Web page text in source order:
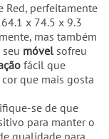
Red, perfeitamente
x 74.5 x 9.3
mas também
móvel sofreu
fácil que
que mais gosta
se de que
para manter o